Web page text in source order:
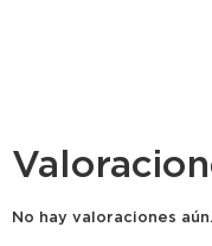
No hay valoraciones aún.